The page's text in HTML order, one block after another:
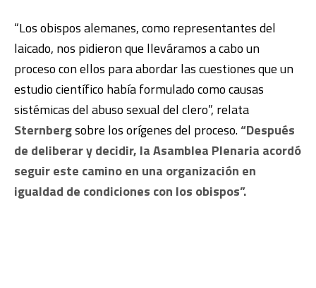
“Los obispos alemanes, como representantes del
laicado, nos pidieron que lleváramos a cabo un
proceso con ellos para abordar las cuestiones que un
estudio científico había formulado como causas
sistémicas del abuso sexual del clero”, relata
Sternbergsobre los orígenes del proceso.“Después
de deliberar y decidir, la Asamblea Plenaria acordó
seguir este camino en una organización en
igualdad de condiciones con los obispos”.